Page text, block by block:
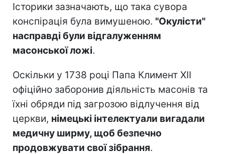
Історики зазначають, що така сувора
конспірація була вимушеною. "Окулісти"
насправді були відгалуженням
масонської ложі.
Оскільки у 1738 році Папа Климент XII
офіційно заборонив діяльність масонів та
їхні обряди під загрозою відлучення від
церкви, німецькі інтелектуали вигадали
медичну ширму, щоб безпечно
продовжувати свої зібрання.